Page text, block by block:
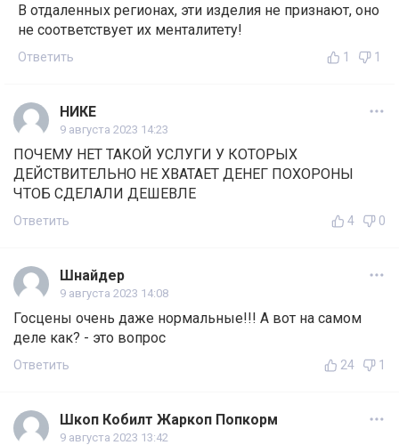
В отдаленных регионах, эти изделия не признают, оно
не соответствует их менталитету!
Ответить 1 1
НИКЕ
9 августа 2023 14:23
ПОЧЕМУ НЕТ ТАКОЙ УСЛУГИ У КОТОРЫХ
ДЕЙСТВИТЕЛЬНО НЕ ХВАТАЕТ ДЕНЕГ ПОХОРОНЫ
ЧТОБ СДЕЛАЛИ ДЕШЕВЛЕ
Ответить 4 0
Шнайдер
9 августа 2023 14:08
Госцены очень даже нормальные!!! А вот на самом
деле как? - это вопрос
Ответить 24 1
Шкоп Кобилт Жаркоп Попкорм
9 августа 2023 13:42